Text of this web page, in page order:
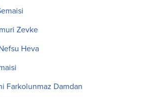
Zevke
Heva
Farkolunmaz Damdan